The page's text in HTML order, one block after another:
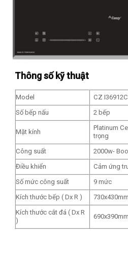
Thông số kỹ thuật
Model
CZ I36912C
Số bếp nấu
2 bếp
Mặt kính
Platinum
trọng
Công suất
2000w-
Điều khiển
Cảm ứng
Số mức công suất
9 mức
Kích thước bếp ( Dx R )
730x430mm
Kích thước cắt đá ( Dx R
)
690x390mm